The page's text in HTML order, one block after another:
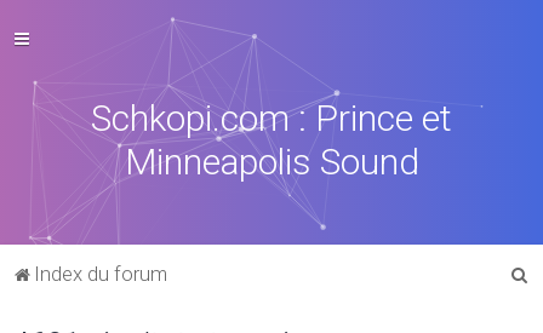
Schkopi.com : Prince et
Minneapolis Sound
Index du forum